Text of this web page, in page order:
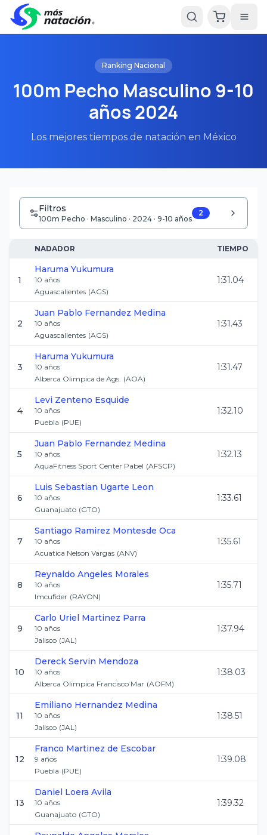
Ranking Nacional
100m Pecho Masculino 9-10
años 2024
Los mejores tiempos de natación en México
Filtros
100m Pecho · Masculino · 2024 · 9-10 años
2
NADADOR TIEMPO
1
Haruma Yukumura
10 años
Aguascalientes (AGS)
1:31.04
2
Juan Pablo Fernandez Medina
10 años
Aguascalientes (AGS)
1:31.43
3
Haruma Yukumura
10 años
Alberca Olimpica de Ags. (AOA)
1:31.47
4
Levi Zenteno Esquide
10 años
Puebla (PUE)
1:32.10
5
Juan Pablo Fernandez Medina
10 años
AquaFitness Sport Center Pabel (AFSCP)
1:32.13
6
Luis Sebastian Ugarte Leon
10 años
Guanajuato (GTO)
1:33.61
7
Santiago Ramirez Montesde Oca
10 años
Acuatica Nelson Vargas (ANV)
1:35.61
8
Reynaldo Angeles Morales
10 años
Imcufider (RAYON)
1:35.71
9
Carlo Uriel Martinez Parra
10 años
Jalisco (JAL)
1:37.94
10
Dereck Servin Mendoza
10 años
Alberca Olimpica Francisco Mar (AOFM)
1:38.03
11
Emiliano Hernandez Medina
10 años
Jalisco (JAL)
1:38.51
12
Franco Martinez de Escobar
9 años
Puebla (PUE)
1:39.08
13
Daniel Loera Avila
10 años
Guanajuato (GTO)
1:39.32